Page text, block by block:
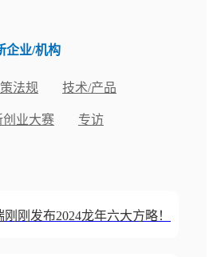
企业/机构
法规 技术/产品
创业大赛 专访
刚发布2024龙年六大方略！